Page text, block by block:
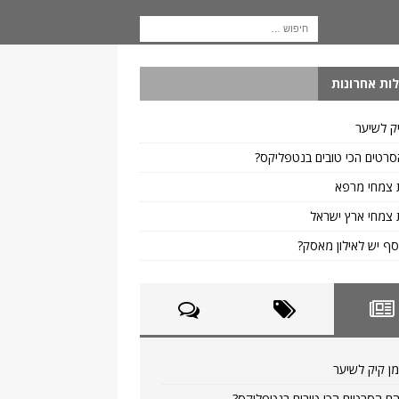
אחרונות
לשיער
הכי טובים בנטפליקס?
צמחי מרפא
צמחי ארץ ישראל
יש לאילון מאסק?
קיק לשיער